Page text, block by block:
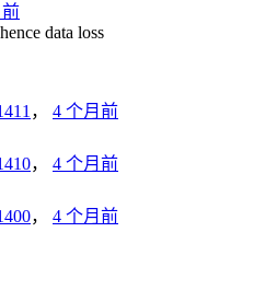
data loss
， 4 个月前
， 4 个月前
， 4 个月前